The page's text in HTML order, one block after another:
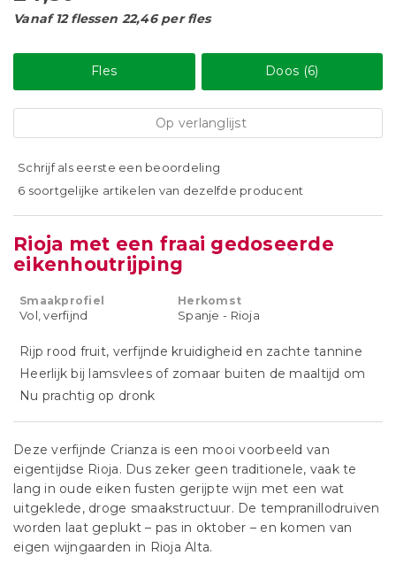
Vanaf 12 flessen 22,46 per fles
Fles Doos (6)
Op verlanglijst
Schrijf als eerste een beoordeling
6 soortgelijke artikelen van dezelfde producent
Rioja met een fraai gedoseerde
eikenhoutrijping
Smaakprofiel
Vol, verfijnd
Herkomst
Spanje - Rioja
Rijp rood fruit, verfijnde kruidigheid en zachte tannine
Heerlijk bij lamsvlees of zomaar buiten de maaltijd om
Nu prachtig op dronk
Deze verfijnde Crianza is een mooi voorbeeld van
eigentijdse Rioja. Dus zeker geen traditionele, vaak te
lang in oude eiken fusten gerijpte wijn met een wat
uitgeklede, droge smaakstructuur. De tempranillodruiven
worden laat geplukt – pas in oktober – en komen van
eigen wijngaarden in Rioja Alta.